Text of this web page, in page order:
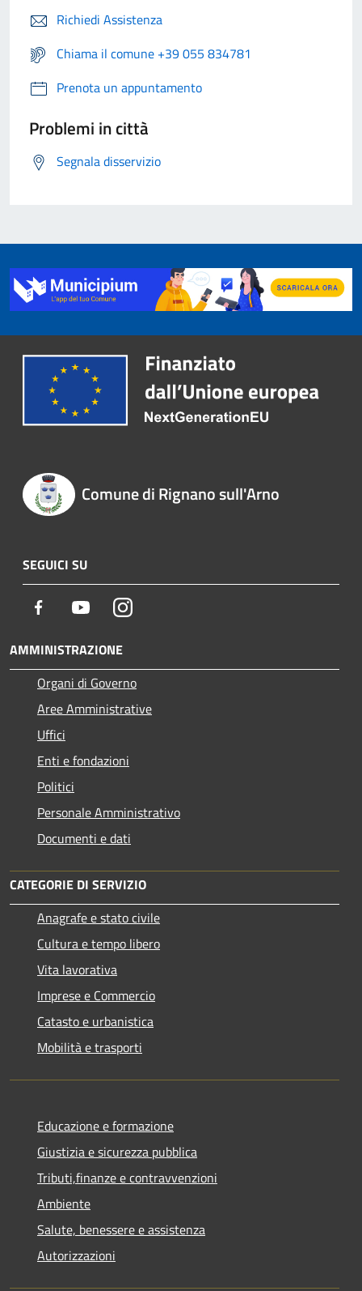
Richiedi Assistenza
Chiama il comune +39 055 834781
Prenota un appuntamento
Problemi in città
Segnala disservizio
Comune di Rignano sull'Arno
SEGUICI SU
Facebook YoutubeInstagram
AMMINISTRAZIONE
Organi di Governo
Aree Amministrative
Uffici
Enti e fondazioni
Politici
Personale Amministrativo
Documenti e dati
CATEGORIE DI SERVIZIO
Anagrafe e stato civile
Cultura e tempo libero
Vita lavorativa
Imprese e Commercio
Catasto e urbanistica
Mobilità e trasporti
Educazione e formazione
Giustizia e sicurezza pubblica
Tributi,finanze e contravvenzioni
Ambiente
Salute, benessere e assistenza
Autorizzazioni